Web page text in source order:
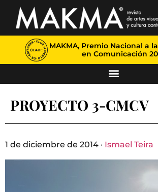
MAKMA, Premio Nacional a
en Comunicación
PROYECTO 3-CMCV
1 de diciembre de 2014 · Ismael Teira